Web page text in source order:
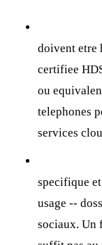
doivent etre
certifiee
ou
telephones
services
specifique
usage --
sociaux. Un